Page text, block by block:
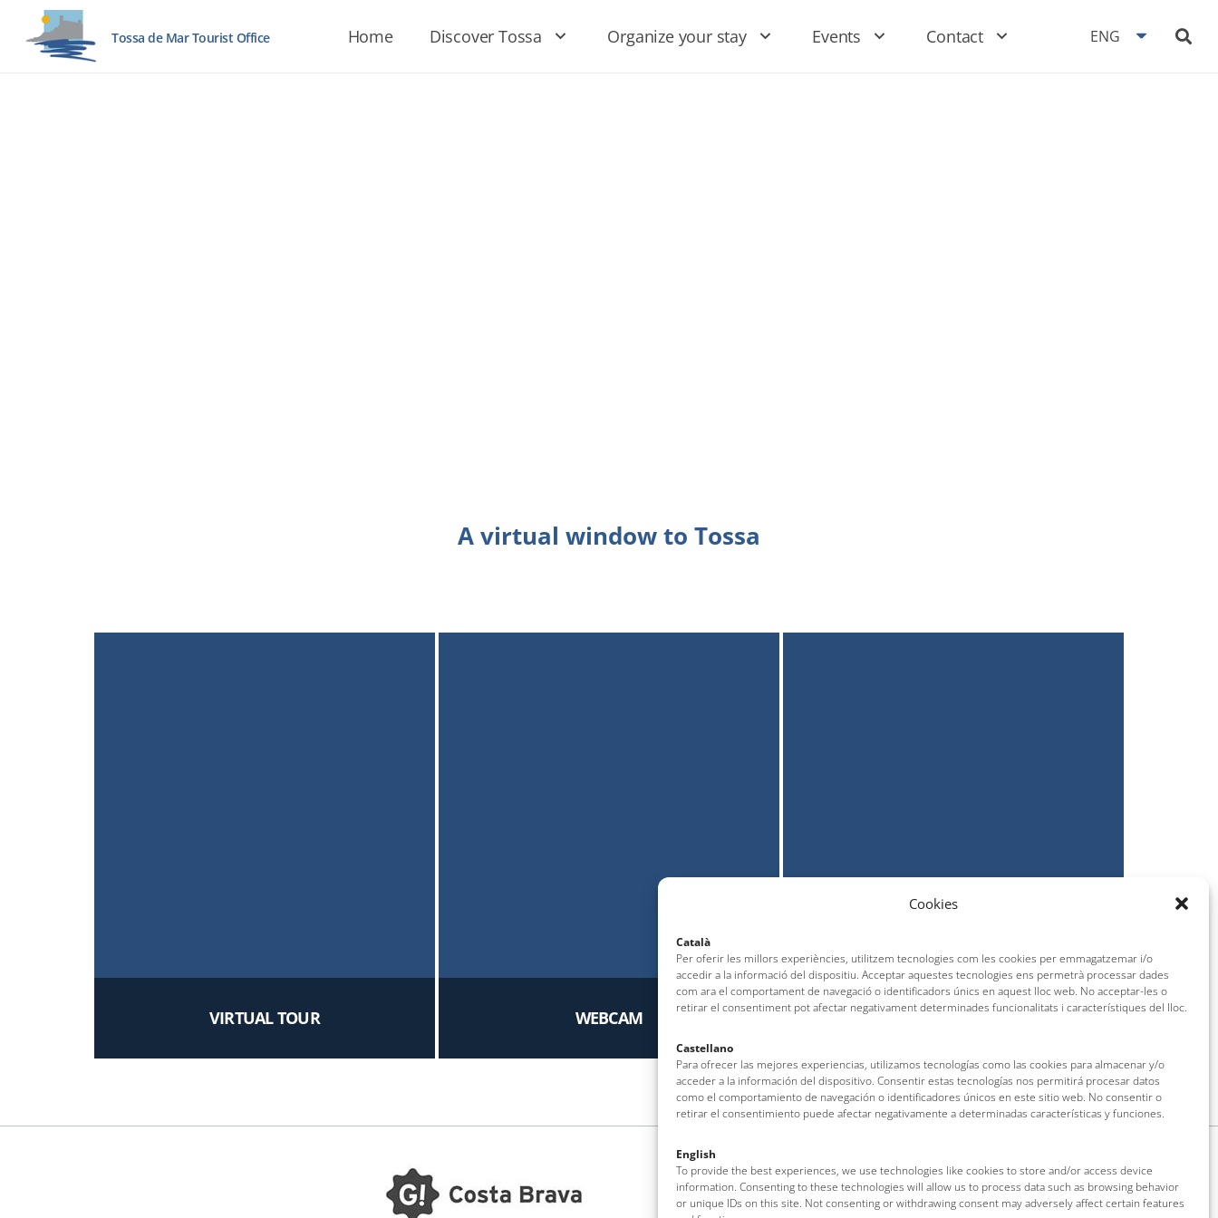
Cookies
Català
Per oferir les millors experiències, utilitzem tecnologies com les cookies per emmagatzemar i/o
accedir a la informació del dispositiu. Acceptar aquestes tecnologies ens permetrà processar dades
com ara el comportament de navegació o identificadors únics en aquest lloc web. No acceptar-les o
retirar el consentiment pot afectar negativament determinades funcionalitats i característiques del lloc.
Castellano
Para ofrecer las mejores experiencias, utilizamos tecnologías como las cookies para almacenar y/o
acceder a la información del dispositivo. Consentir estas tecnologías nos permitirá procesar datos
como el comportamiento de navegación o identificadores únicos en este sitio web. No consentir o
retirar el consentimiento puede afectar negativamente a determinadas características y funciones.
English
To provide the best experiences, we use technologies like cookies to store and/or access device
information. Consenting to these technologies will allow us to process data such as browsing behavior
or unique IDs on this site. Not consenting or withdrawing consent may adversely affect certain features
Tossa de Mar Tourist Office Home Discover Tossa Organize your stay Events Contact ENG
A virtual window to Tossa
VIRTUAL TOUR WEBCAM VIDEOS